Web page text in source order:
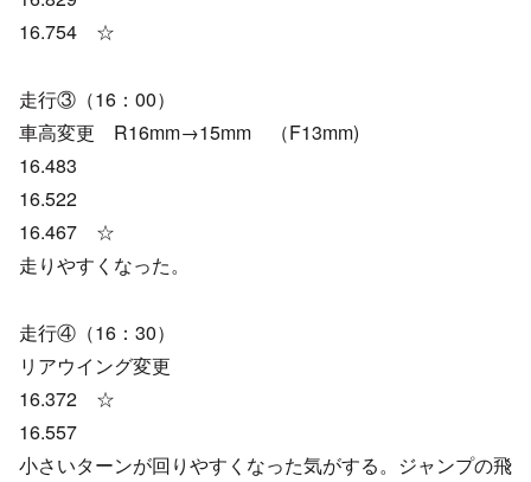
16.754 ☆
走行③（16：00）
車高変更 R16mm→15mm （F13mm)
16.483
16.522
16.467 ☆
走りやすくなった。
走行④（16：30）
リアウイング変更
16.372 ☆
16.557
小さいターンが回りやすくなった気がする。ジャンプの飛